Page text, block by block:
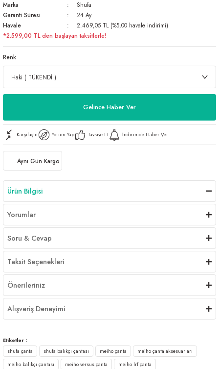
Marka
Shufa
Garanti Süresi
24 Ay
Havale
2.469,05 TL (%5,00 havale indirimi)
*2.599,00 TL den başlayan taksitlerle!
Renk
Gelince Haber Ver
Karşılaştır Yorum Yap Tavsiye Et İndirimde Haber Ver
Aynı Gün Kargo
Ürün Bilgisi
Yorumlar
Soru & Cevap
Taksit Seçenekleri
Önerileriniz
Alışveriş Deneyimi
Etiketler :
shufa çanta
shufa balıkçı çantası meiho çanta
meiho çanta aksesuarları
meiho balıkçı çantası
meiho versus çanta meiho lrf çanta